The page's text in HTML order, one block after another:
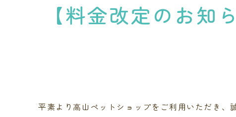
【料金改定のお知
平素より高山ペットショップをご利用いただき、